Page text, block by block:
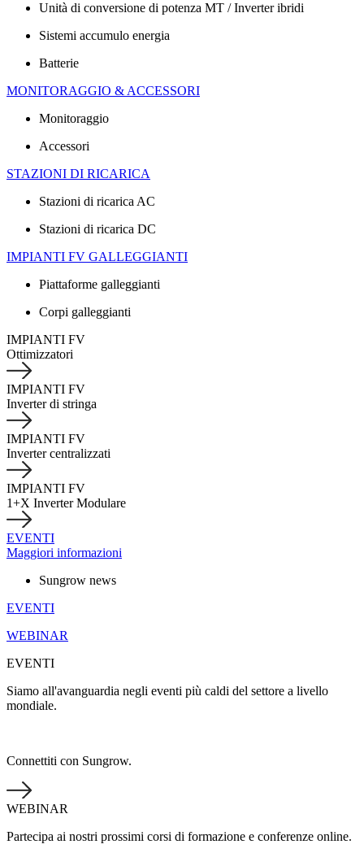
Unità di conversione di potenza MT / Inverter ibridi
Sistemi accumulo energia
Batterie
MONITORAGGIO & ACCESSORI
Monitoraggio
Accessori
STAZIONI DI RICARICA
Stazioni di ricarica AC
Stazioni di ricarica DC
IMPIANTI FV GALLEGGIANTI
Piattaforme galleggianti
Corpi galleggianti
IMPIANTI FV
Ottimizzatori
IMPIANTI FV
Inverter di stringa
IMPIANTI FV
Inverter centralizzati
IMPIANTI FV
1+X Inverter Modulare
EVENTI
Maggiori informazioni
Sungrow news
EVENTI
WEBINAR
EVENTI
Siamo all'avanguardia negli eventi più caldi del settore a livello
mondiale.
Connettiti con Sungrow.
WEBINAR
Partecipa ai nostri prossimi corsi di formazione e conferenze online.